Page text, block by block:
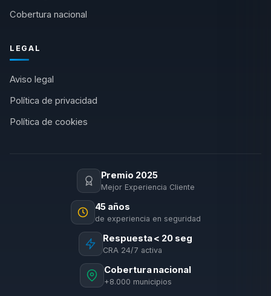
Cobertura nacional
LEGAL
Aviso legal
Política de privacidad
Política de cookies
Premio 2025
Mejor Experiencia Cliente
45 años
de experiencia en seguridad
Respuesta < 20 seg
CRA 24/7 activa
Cobertura nacional
+8.000 municipios